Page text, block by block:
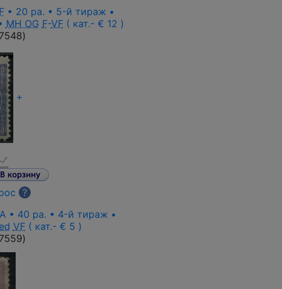
F • 20 pa. • 5-й тираж •
MH OG F-VF( кат.- € 12 )
)
+
?
• 40 pa. • 4-й тираж •
VF( кат.- € 5 )
)